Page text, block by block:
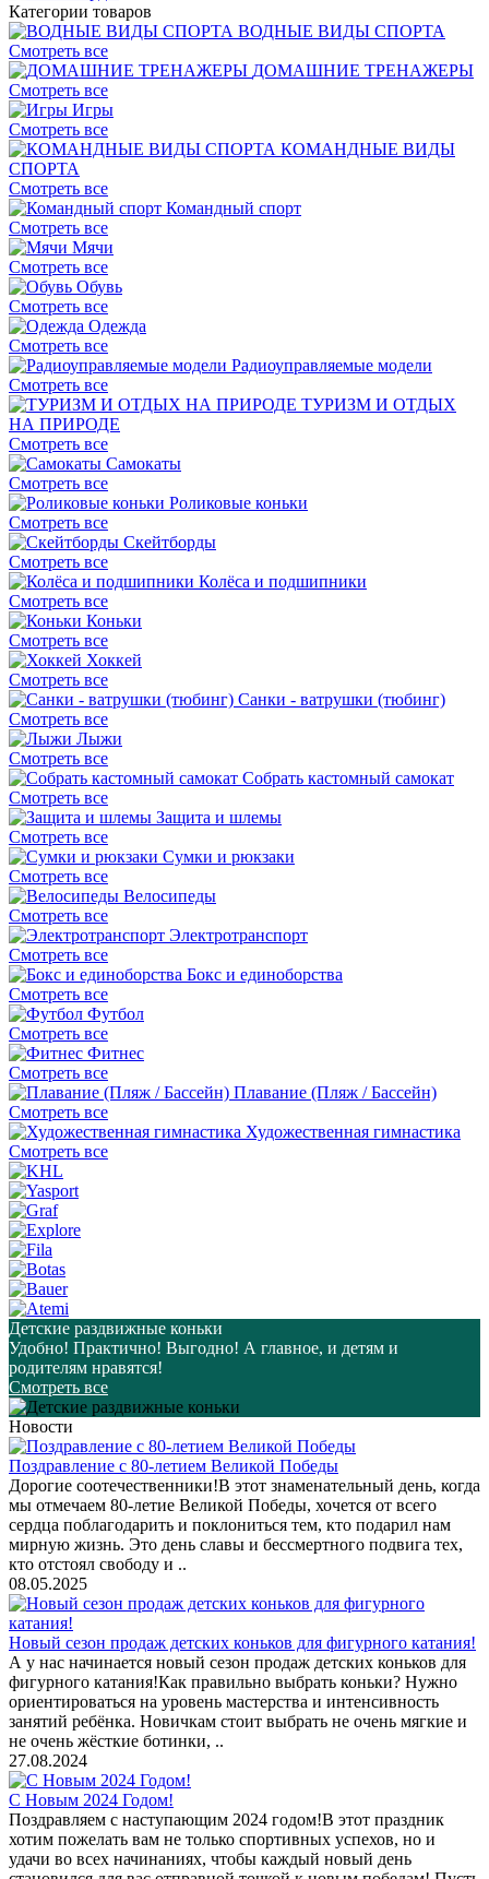
Категории товаров
ВОДНЫЕ ВИДЫ СПОРТА
Смотреть все
ДОМАШНИЕ ТРЕНАЖЕРЫ
Смотреть все
Игры
Смотреть все
КОМАНДНЫЕ ВИДЫ
СПОРТА
Смотреть все
Командный спорт
Смотреть все
Мячи
Смотреть все
Обувь
Смотреть все
Одежда
Смотреть все
Радиоуправляемые модели
Смотреть все
ТУРИЗМ И ОТДЫХ
НА ПРИРОДЕ
Смотреть все
Самокаты
Смотреть все
Роликовые коньки
Смотреть все
Скейтборды
Смотреть все
Колёса и подшипники
Смотреть все
Коньки
Смотреть все
Хоккей
Смотреть все
Санки - ватрушки (тюбинг)
Смотреть все
Лыжи
Смотреть все
Собрать кастомный самокат
Смотреть все
Защита и шлемы
Смотреть все
Сумки и рюкзаки
Смотреть все
Велосипеды
Смотреть все
Электротранспорт
Смотреть все
Бокс и единоборства
Смотреть все
Футбол
Смотреть все
Фитнес
Смотреть все
Плавание (Пляж / Бассейн)
Смотреть все
Художественная гимнастика
Смотреть все
Детские раздвижные коньки
Удобно! Практично! Выгодно! А главное, и детям и
родителям нравятся!
Смотреть все
Новости
Поздравление с 80-летием Великой Победы
Дорогие соотечественники!В этот знаменательный день, когда
мы отмечаем 80-летие Великой Победы, хочется от всего
сердца поблагодарить и поклониться тем, кто подарил нам
мирную жизнь. Это день славы и бессмертного подвига тех,
кто отстоял свободу и ..
08.05.2025
Новый сезон продаж детских коньков для фигурного катания!
А у нас начинается новый сезон продаж детских коньков для
фигурного катания!Как правильно выбрать коньки? Нужно
ориентироваться на уровень мастерства и интенсивность
занятий ребёнка. Новичкам стоит выбрать не очень мягкие и
не очень жёсткие ботинки, ..
27.08.2024
С Новым 2024 Годом!
Поздравляем с наступающим 2024 годом!В этот праздник
хотим пожелать вам не только спортивных успехов, но и
удачи во всех начинаниях, чтобы каждый новый день